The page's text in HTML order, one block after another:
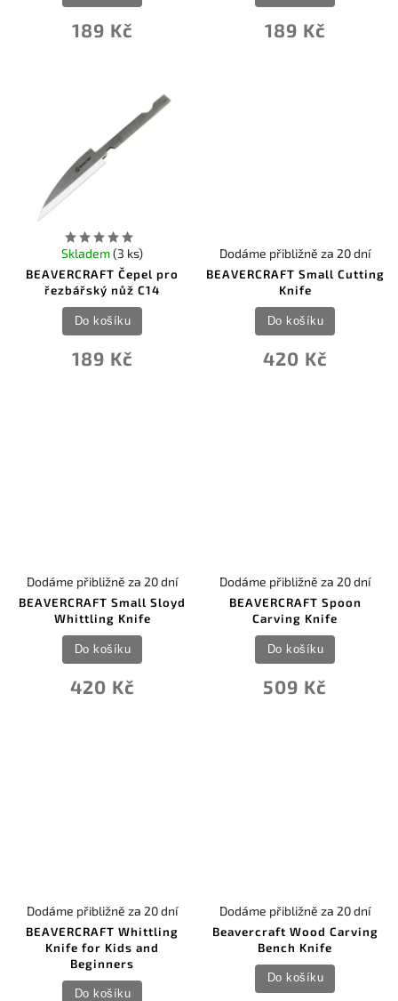
189 Kč 189 Kč
BEAVERCRAFT Čepel pro
řezbářský nůž C14
Skladem(3 ks)
189 Kč
Do košíku
BEAVERCRAFT Small Cutting
Knife
Dodáme přibližně za 20 dní
420 Kč
Do košíku
BEAVERCRAFT Small Sloyd
Whittling Knife
Dodáme přibližně za 20 dní
420 Kč
Do košíku
BEAVERCRAFT Spoon
Carving Knife
Dodáme přibližně za 20 dní
509 Kč
Do košíku
BEAVERCRAFT Whittling
Knife for Kids and
Beginners
Dodáme přibližně za 20 dní
Do košíku
Beavercraft Wood Carving
Bench Knife
Dodáme přibližně za 20 dní
Do košíku